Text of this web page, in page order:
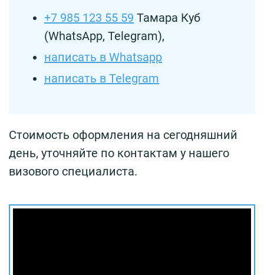
+7 985 123 55 59 Тамара Куб
(WhatsApp, Telegram),
написать в Whatsapp
написать в Telegram
Стоимость оформления на сегодняшний
день, уточняйте по контактам у нашего
визового специалиста.